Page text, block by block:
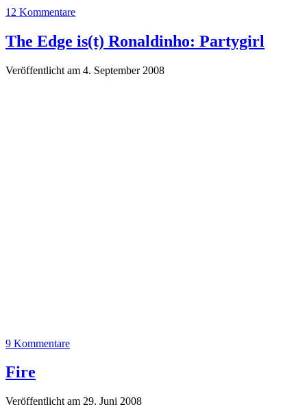
12 Kommentare
The Edge is(t) Ronaldinho: Partygirl
Veröffentlicht am 4. September 2008
9 Kommentare
Fire
Veröffentlicht am 29. Juni 2008